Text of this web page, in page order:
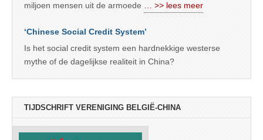
miljoen mensen uit de armoede
… >> lees meer
‘Chinese Social Credit System’
Is het social credit system een hardnekkige westerse
mythe of de dagelijkse realiteit in China?
TIJDSCHRIFT VERENIGING BELGIË-CHINA